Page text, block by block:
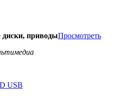
приводыПросмотреть
USB